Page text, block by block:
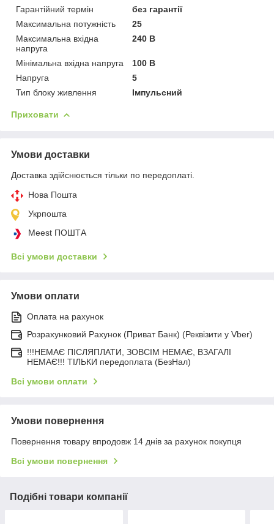
Гарантійний термін
без гарантії
Максимальна потужність
25
Максимальна вхідна
напруга
240 В
Мінімальна вхідна напруга
100 В
Напруга
5
Тип блоку живлення
Імпульсний
Приховати
Умови доставки
Доставка здійснюється тільки по передоплаті.
Нова Пошта
Укрпошта
Meest ПОШТА
Всі умови доставки
Умови оплати
Оплата на рахунок
Розрахунковий Рахунок (Приват Банк) (Реквізити у Vber)
!!!НЕМАЄ ПІСЛЯПЛАТИ, ЗОВСІМ НЕМАЄ, ВЗАГАЛІ
НЕМАЄ!!! ТІЛЬКИ передоплата (БезНал)
Всі умови оплати
Умови повернення
Повернення товару впродовж 14 днів за рахунок покупця
Всі умови повернення
Подібні товари компанії